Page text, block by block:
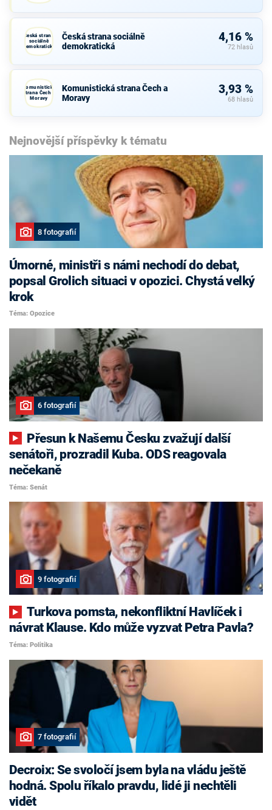
Česká strana
sociálně
demokratická
Česká strana sociálně
demokratická
4,16 %
72 hlasů
Komunistická
strana Čech a
Moravy
Komunistická strana Čech a
Moravy
3,93 %
68 hlasů
Nejnovější příspěvky k tématu
8 fotografií
Úmorné, ministři s námi nechodí do debat,
popsal Grolich situaci v opozici. Chystá velký
krok
Téma: Opozice
6 fotografií
senátoři, prozradil Kuba. ODS reagovala
nečekaně
Téma: Senát
9 fotografií
Turkova pomsta, nekonfliktní Havlíček i
návrat Klause. Kdo může vyzvat Petra Pavla?
Téma: Politika
7 fotografií
Decroix: Se svoločí jsem byla na vládu ještě
hodná. Spolu říkalo pravdu, lidé ji nechtěli
vidět